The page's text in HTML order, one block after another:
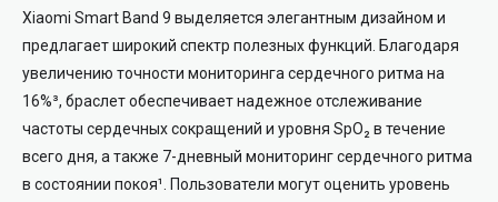
Xiaomi Smart Band 9 выделяется элегантным дизайном и
предлагает широкий спектр полезных функций. Благодаря
увеличению точности мониторинга сердечного ритма на
16%³, браслет обеспечивает надежное отслеживание
частоты сердечных сокращений и уровня SpO₂ в течение
всего дня, а также 7-дневный мониторинг сердечного ритма
в состоянии покоя¹. Пользователи могут оценить уровень